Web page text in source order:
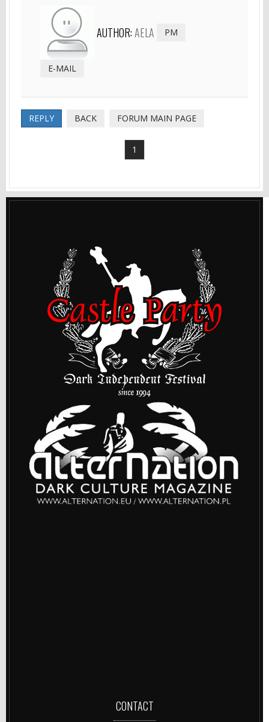
AUTHOR:AELA PM
E-MAIL
REPLY BACK FORUM MAIN PAGE
1
CONTACT